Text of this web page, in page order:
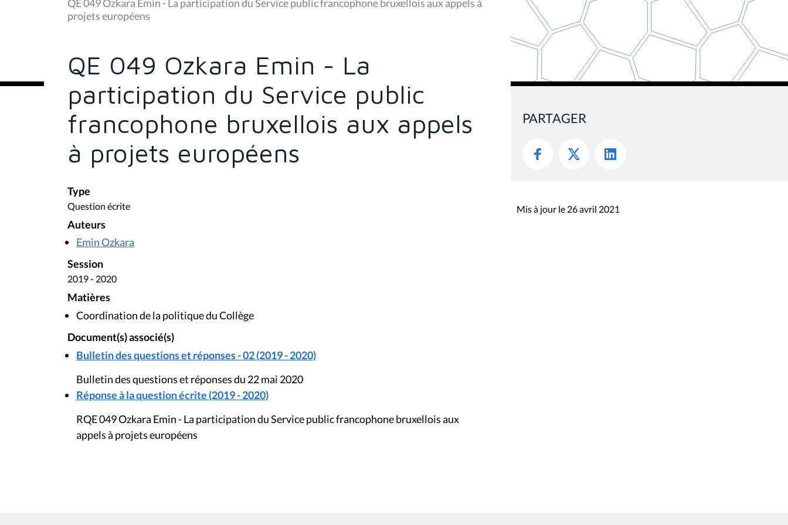
s
ê
c
:
QE 049 Ozkara Emin - La participation du Service public francophone bruxellois aux appels à
projets européens
QE 049 Ozkara Emin - La
participation du Service public
francophone bruxellois aux appels
à projets européens
Type
Question écrite
Auteurs
Emin Ozkara
Session
2019 - 2020
Matières
Coordination de la politique du Collège
Document(s) associé(s)
Bulletin des questions et réponses - 02 (2019 - 2020)
Bulletin des questions et réponses du 22 mai 2020
Réponse à la question écrite (2019 - 2020)
RQE 049 Ozkara Emin - La participation du Service public francophone bruxellois aux
appels à projets européens
PARTAGER
Mis à jour le 26 avril 2021